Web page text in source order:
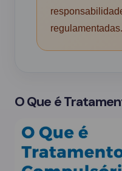
regulamentadas.
O Que é